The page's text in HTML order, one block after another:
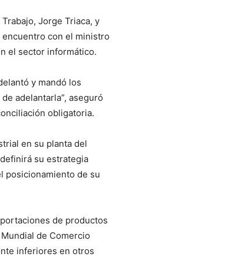
Jorge Triaca, y
encuentro con el ministro
el sector informático.
y mandó los
adelantarla”, aseguró
obligatoria.
en su planta del
su estrategia
posicionamiento de su
de productos
de Comercio
inferiores en otros